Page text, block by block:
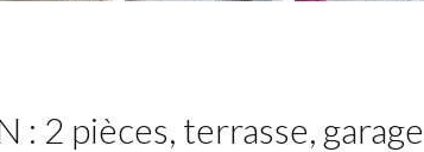
: 2 pièces, terrasse, garage